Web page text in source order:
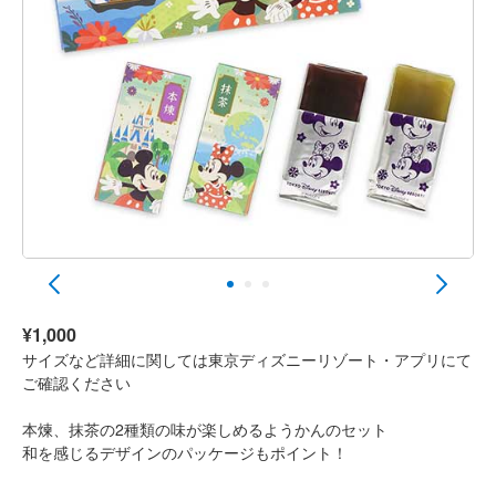
¥1,000
サイズなど詳細に関しては東京ディズニーリゾート・アプリにて
ご確認ください
本煉、抹茶の2種類の味が楽しめるようかんのセット
和を感じるデザインのパッケージもポイント！